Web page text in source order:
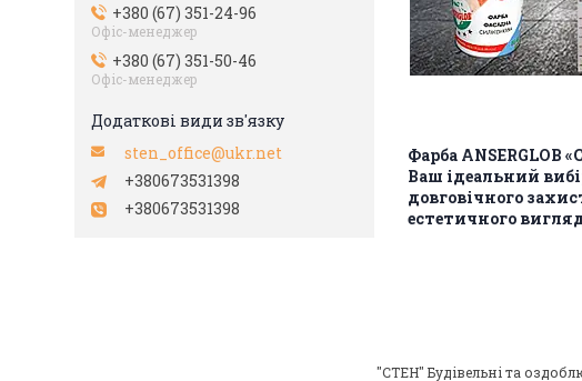
Фарба ANSERGLOB
Ваш ідеальний
довговічного
естетичного
+380 (67) 351-24-96
Офіс-менеджер
+380 (67) 351-50-46
Офіс-менеджер
sten_office@ukr.net
+380673531398
+380673531398